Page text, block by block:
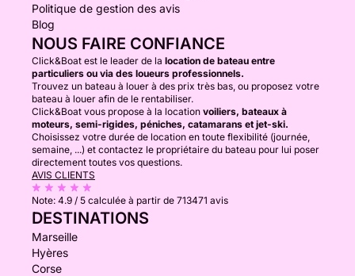
Politique de gestion des avis
Blog
NOUS FAIRE CONFIANCE
Click&Boat est le leader de la location de bateau entre
particuliers ou via des loueurs professionnels.
Trouvez un bateau à louer à des prix très bas, ou proposez votre
bateau à louer afin de le rentabiliser.
Click&Boat vous propose à la location voiliers, bateaux à
moteurs, semi-rigides, péniches, catamarans et jet-ski.
Choisissez votre durée de location en toute flexibilité (journée,
semaine, ...) et contactez le propriétaire du bateau pour lui poser
directement toutes vos questions.
AVIS CLIENTS
Note: 4.9 / 5 calculée à partir de 713471 avis
DESTINATIONS
Marseille
Hyères
Corse